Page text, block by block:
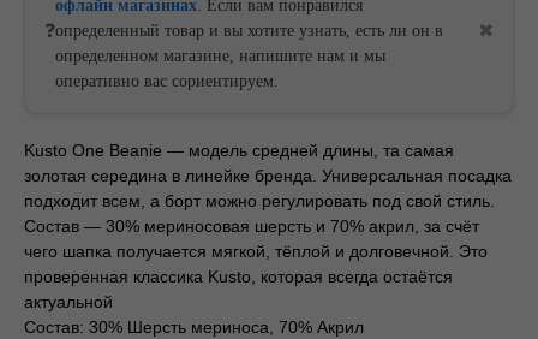
БЕСПЛАТНАЯ ДОСТАВКА
БЕСПЛАТНАЯ ДОСТАВКА
❓
офлайн магазинах. Если вам понравился
определенный товар и вы хотите узнать, есть ли он в
определенном магазине, напишите нам и мы
оперативно вас сориентируем.
✖
Kusto One Beanie — модель средней длины, та самая
золотая середина в линейке бренда. Универсальная посадка
подходит всем, а борт можно регулировать под свой стиль.
Состав — 30% мериносовая шерсть и 70% акрил, за счёт
чего шапка получается мягкой, тёплой и долговечной. Это
проверенная классика Kusto, которая всегда остаётся
актуальной
Состав: 30% Шерсть мериноса, 70% Акрил